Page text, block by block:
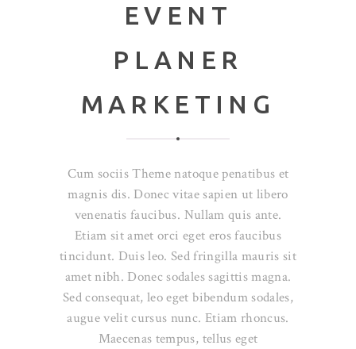
EVENT
PLANER
MARKETING
Cum sociis Theme natoque penatibus et
magnis dis. Donec vitae sapien ut libero
venenatis faucibus. Nullam quis ante.
Etiam sit amet orci eget eros faucibus
tincidunt. Duis leo. Sed fringilla mauris sit
amet nibh. Donec sodales sagittis magna.
Sed consequat, leo eget bibendum sodales,
augue velit cursus nunc. Etiam rhoncus.
Maecenas tempus, tellus eget